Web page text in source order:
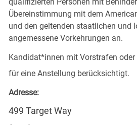
Übereinstimmung mit dem
und den geltenden staatlichen und
angemessene Vorkehrungen an.
Kandidat*innen mit Vorstrafen oder
für eine Anstellung berücksichtigt.
Adresse:
499 Target Way